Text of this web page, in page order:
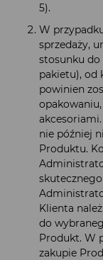
5).
W
sprzedaży,
stosunku
pakietu), od
powinien
nie później
Produktu.
Klienta
do
Produkt. W
zakupie